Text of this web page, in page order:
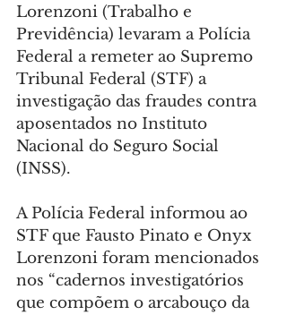
Lorenzoni (Trabalho e
Previdência) levaram a Polícia
Federal a remeter ao Supremo
Tribunal Federal (STF) a
investigação das fraudes contra
aposentados no Instituto
Nacional do Seguro Social
(INSS).
A Polícia Federal informou ao
STF que Fausto Pinato e Onyx
Lorenzoni foram mencionados
nos “cadernos investigatórios
que compõem o arcabouço da